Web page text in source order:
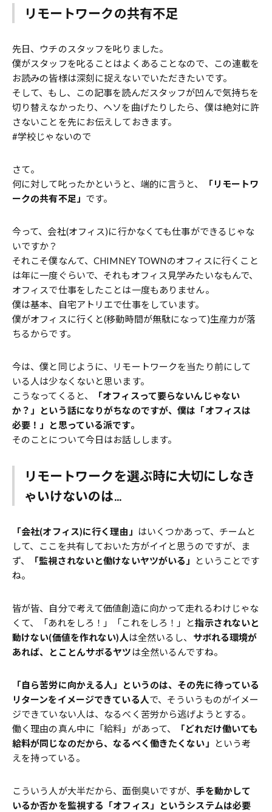
リモートワークの共有不足
先日、ウチのスタッフを叱りました。
僕がスタッフを叱ることはよくあることなので、この連載を
お読みの皆様は深刻に捉えないでいただきたいです。
そして、もし、この記事を読んだスタッフが凹んで気持ちを
切り替えなかったり、ヘソを曲げたりしたら、僕は絶対に許
さないことを先にお伝えしておきます。
#学校じゃないので
さて。
何に対して叱ったかというと、端的に言うと、
「リモートワ
ークの共有不足」 です。
今って、会社(オフィス)に行かなくても仕事ができるじゃな
いですか？
それこそ僕なんて、CHIMNEY TOWNのオフィスに行くこと
は年に一度ぐらいで、それもオフィス見学みたいなもんで、
オフィスで仕事をしたことは一度もありません。
僕は基本、自宅アトリエで仕事をしています。
僕がオフィスに行くと(移動時間が無駄になって)生産力が落
ちるからです。
今は、僕と同じように、リモートワークを当たり前にして
いる人は少なくないと思います。
こうなってくると、
「オフィスって要らないんじゃない
か？」という話になりがちなのですが、僕は「オフィスは
必要！」と思っている派です。
そのことについて今日はお話しします。
リモートワークを選ぶ時に大切にしなき
ゃいけないのは...
「会社(オフィス)に行く理由」
はいくつかあって、チームと
して、ここを共有しておいた方がイイと思うのですが、ま
ず、
「監視されないと働けないヤツがいる」
ということです
ね。
皆が皆、自分で考えて価値創造に向かって走れるわけじゃな
くて、「あれをしろ！」「これをしろ！」と指示されないと
動けない(価値を作れない)人 は全然いるし、 サボれる環境が
あれば、とことんサボるヤツ は全然いるんですね。
「自ら苦労に向かえる人」というのは、その先に待っている
リターンをイメージできている人で、そういうものがイメー
ジできていない人は、なるべく苦労から逃げようとする。
働く理由の真ん中に「給料」があって、
「どれだけ働いても
給料が同じなのだから、なるべく働きたくない」
という考
えを持っている。
こういう人が大半だから、面倒臭いですが、 手を動かして
いるか否かを監視する「オフィス」というシステムは必要